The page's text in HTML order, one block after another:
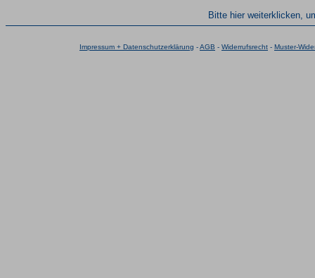
Bitte hier weiterklicken,
Impressum + Datenschutzerklärung -AGB - Widerrufsrecht - Muster-